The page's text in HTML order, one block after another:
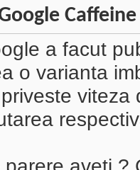
a facut
o varianta
viteza